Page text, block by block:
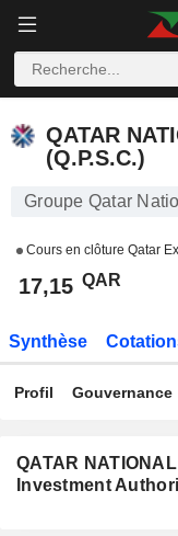
QATAR
(Q.P.S.C.)
Groupe Qatar
Cours en clôture Qatar
17,15 QAR
Synthèse
Profil Gouvernance
QATAR
Investment